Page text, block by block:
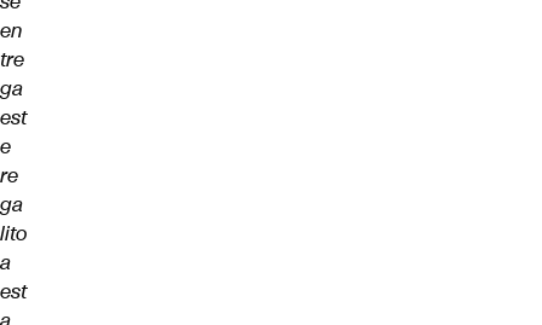
en
tre
ga
est
e
re
ga
lito
a
est